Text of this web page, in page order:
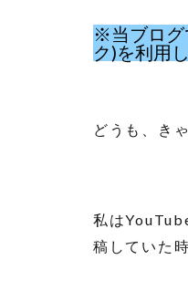
※当ブログ
ク)を利用
どうも、き
私は
稿していた